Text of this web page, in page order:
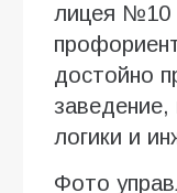
лицея №10
достойно
заведение,
логики и
Фото